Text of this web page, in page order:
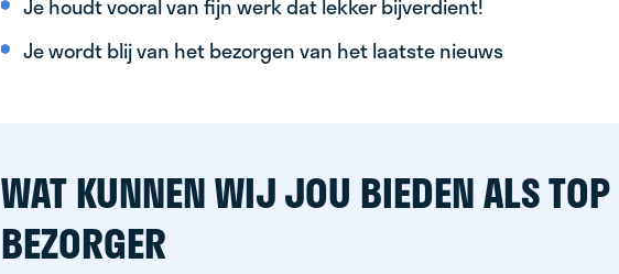
Je houdt vooral van fijn werk dat lekker bijverdient!
Je wordt blij van het bezorgen van het laatste nieuws
WAT KUNNEN WIJ JOU BIEDEN ALS TOP
BEZORGER